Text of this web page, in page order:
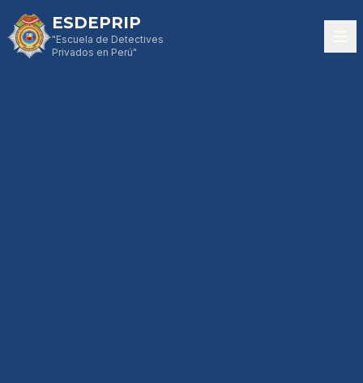
ESDEPRIP
"Escuela de Detectives
Privados en Perú"